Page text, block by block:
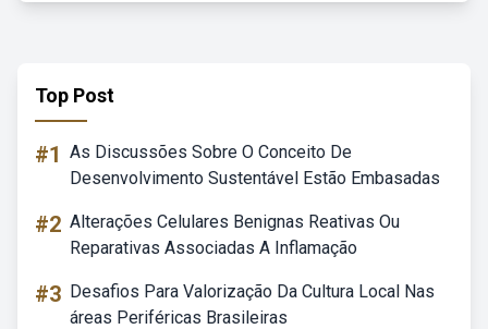
Top Post
#1 As Discussões Sobre O Conceito De
Desenvolvimento Sustentável Estão Embasadas
#2 Alterações Celulares Benignas Reativas Ou
Reparativas Associadas A Inflamação
#3 Desafios Para Valorização Da Cultura Local Nas
áreas Periféricas Brasileiras